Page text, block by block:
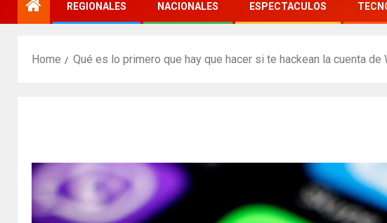
REGIONALES NACIONALES ESPECTACULOS
Home Qué es lo primero que hay que hacer si te hackean la cuenta